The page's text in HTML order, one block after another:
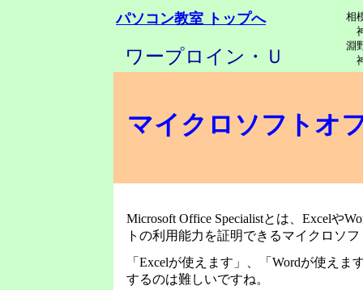
パソコン教室 トップへ
ワープロイン・Ｕ
相
マイクロソフト オ
Microsoft Office Specialistとは、Excelや
トの利用能力を証明できるマイクロソ
「Excelが使えます」、「Wordが使え
するのは難しいですね。